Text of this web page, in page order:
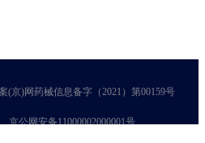
(京)网药械信息备字（2021）第00159号
京公网安备11000002000001号